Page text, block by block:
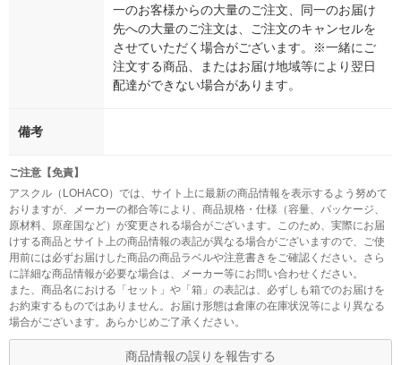
一のお客様からの大量のご注文、同一のお届け
先への大量のご注文は、ご注文のキャンセルを
させていただく場合がございます。※一緒にご
注文する商品、またはお届け地域等により翌日
配達ができない場合があります。
備考
ご注意【免責】
アスクル（LOHACO）では、サイト上に最新の商品情報を表示するよう努めて
おりますが、メーカーの都合等により、商品規格・仕様（容量、パッケージ、
原材料、原産国など）が変更される場合がございます。このため、実際にお届
けする商品とサイト上の商品情報の表記が異なる場合がございますので、ご使
用前には必ずお届けした商品の商品ラベルや注意書きをご確認ください。さら
に詳細な商品情報が必要な場合は、メーカー等にお問い合わせください。
また、商品名における「セット」や「箱」の表記は、必ずしも箱でのお届けを
お約束するものではありません。お届け形態は倉庫の在庫状況等により異なる
場合がございます。あらかじめご了承ください。
商品情報の誤りを報告する